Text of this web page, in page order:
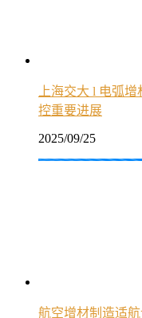
上海交大 l 电弧
控重要进展
2025/09/25
航空增材制造适